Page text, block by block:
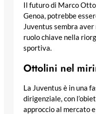
Il futuro di Marco
Genoa, potrebbe
Juventus sembra aver
ruolo chiave nella
sportiva.
Ottolini nel
La Juventus è in una
dirigenziale, con
approccio al mercato